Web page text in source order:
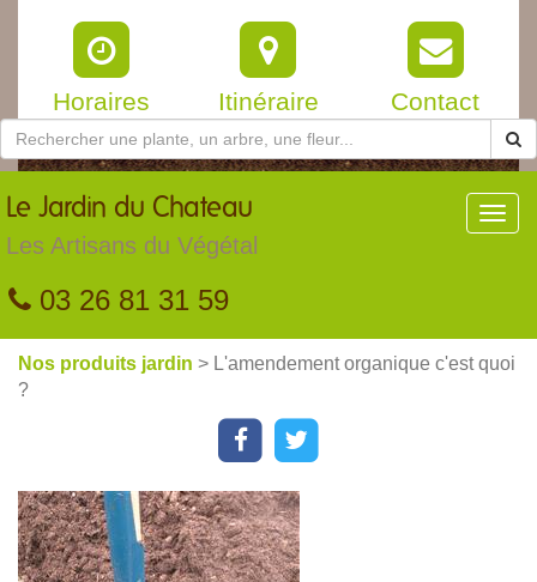
Horaires Itinéraire Contact
Le Jardin du Chateau
Les Artisans du Végétal
03 26 81 31 59
Nos produits jardin > L'amendement organique c'est quoi
?